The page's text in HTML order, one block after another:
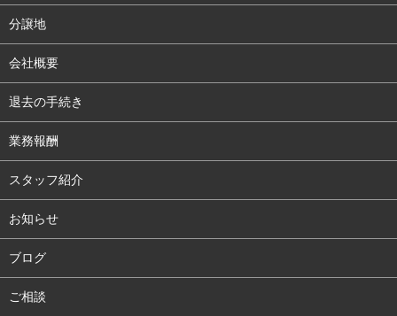
分譲地
会社概要
退去の手続き
業務報酬
スタッフ紹介
お知らせ
ブログ
ご相談